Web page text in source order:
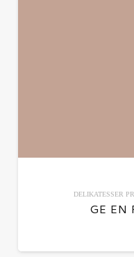
DELIKATESSER
GE EN